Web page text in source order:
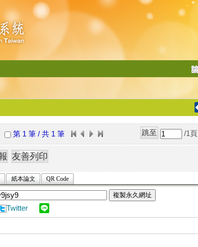
導
第 1 筆 / 共 1 筆 /1 頁
紙本論文 QR Code
複製永久網址
Twitter